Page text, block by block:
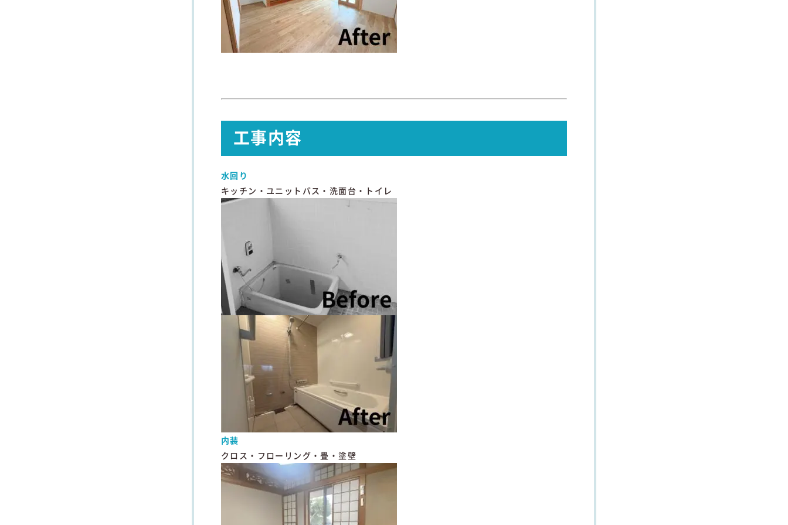
工事内容
水回り
キッチン・ユニットバス・洗面台・トイレ
内装
クロス・フローリング・畳・塗壁